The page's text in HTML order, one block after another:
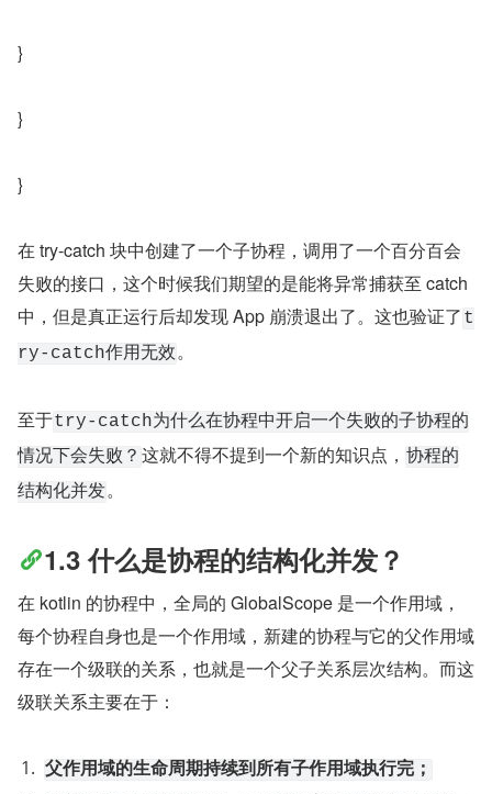
}
}
}
在 try-catch 块中创建了一个子协程，调用了一个百分百会
失败的接口，这个时候我们期望的是能将异常捕获至 catch
中，但是真正运行后却发现 App 崩溃退出了。这也验证了 t
ry-catch作用无效。
至于try-catch为什么在协程中开启一个失败的子协程的
情况下会失败？ 这就不得不提到一个新的知识点， 协程的
结构化并发。
1.3 什么是协程的结构化并发？
在 kotlin 的协程中，全局的 GlobalScope 是一个作用域，
每个协程自身也是一个作用域，新建的协程与它的父作用域
存在一个级联的关系，也就是一个父子关系层次结构。而这
级联关系主要在于：
父作用域的生命周期持续到所有子作用域执行完；